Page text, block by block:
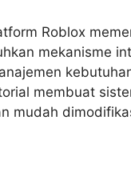
Roblox
mekanisme
membuat
mudah